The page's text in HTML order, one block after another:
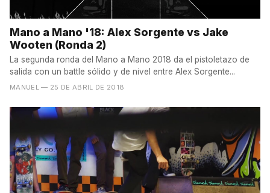
Mano a Mano '18: Alex Sorgente vs Jake
Wooten (Ronda 2)
La segunda ronda del Mano a Mano 2018 da el pistoletazo de
salida con un battle sólido y de nivel entre Alex Sorgente...
MANUEL — 25 DE ABRIL DE 2018